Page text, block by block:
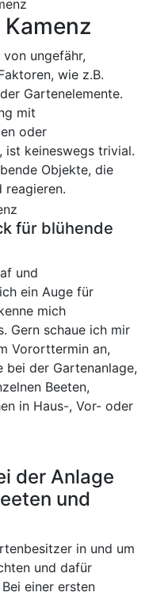
ungefähr,
wie z.B.
Gartenelemente.
mit
oder
ist keineswegs trivial.
Objekte, die
reagieren.
für blühende
und
ein Auge für
mich
Gern schaue ich mir
Vororttermin an,
bei der Gartenanlage,
Beeten,
in Haus-, Vor- oder
der Anlage
und
in und um
und dafür
einer ersten